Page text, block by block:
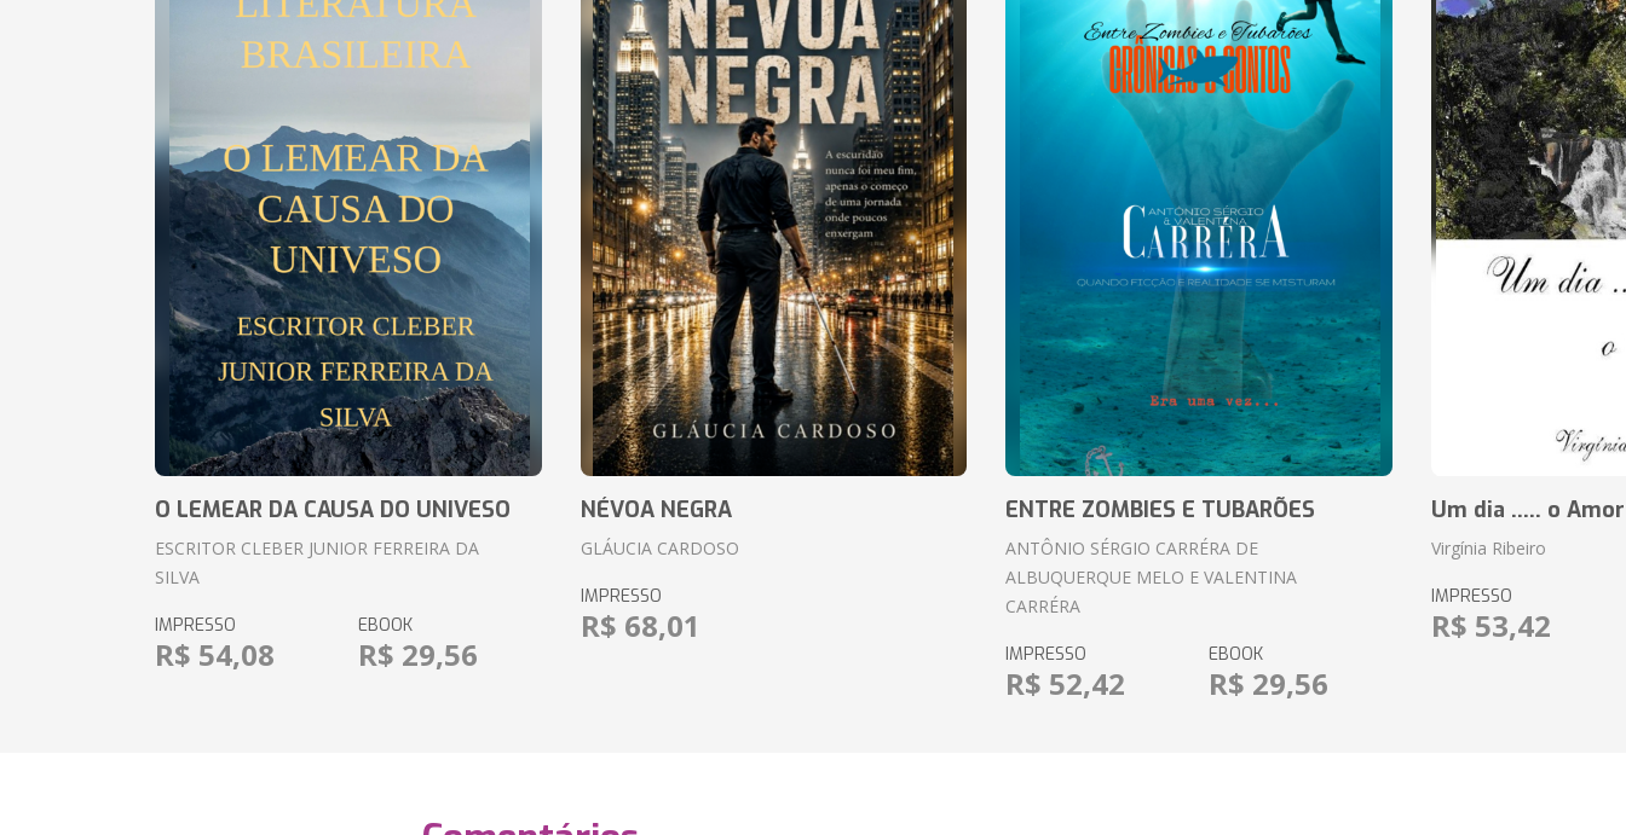
O LEMEAR DA CAUSA DO UNIVESO
ESCRITOR CLEBER JUNIOR FERREIRA DA
SILVA
IMPRESSO
R$ 54,08
EBOOK
R$ 29,56
NÉVOA NEGRA
GLÁUCIA CARDOSO
IMPRESSO
R$ 68,01
ENTRE ZOMBIES E TUBARÕES
ANTÔNIO SÉRGIO CARRÉRA DE
ALBUQUERQUE MELO E VALENTINA
CARRÉRA
IMPRESSO
R$ 52,42
EBOOK
R$ 29,56
Um dia ..... o Amor
Virgínia Ribeiro
IMPRESSO
R$ 53,42